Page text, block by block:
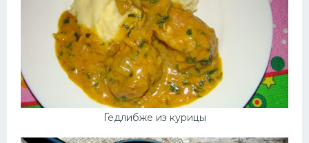
Гедлибже из курицы